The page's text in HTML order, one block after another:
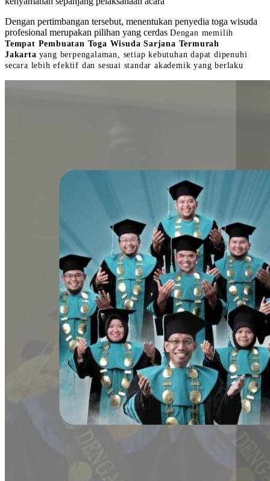
Dengan pertimbangan tersebut, menentukan penyedia toga wisuda
profesional merupakan pilihan yang cerdas Dengan memilih
Tempat Pembuatan Toga Wisuda Sarjana Termurah
Jakarta yang berpengalaman, setiap kebutuhan dapat dipenuhi
secara lebih efektif dan sesuai standar akademik yang berlaku